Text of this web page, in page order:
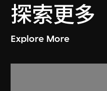
探索更多
Explore More